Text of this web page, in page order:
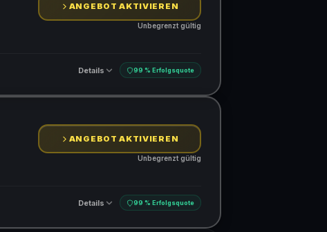
ANGEBOT AKTIVIEREN
Unbegrenzt gültig
Details 99 % Erfolgsquote
ANGEBOT AKTIVIEREN
Unbegrenzt gültig
Details 99 % Erfolgsquote